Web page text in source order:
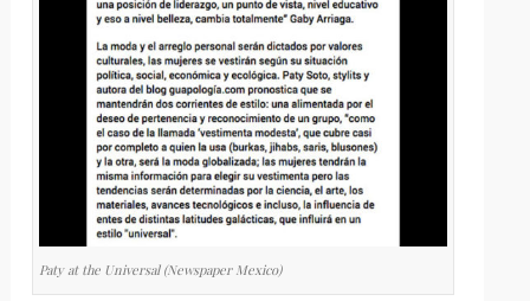
Paty at the Universal (Newspaper Mexico)